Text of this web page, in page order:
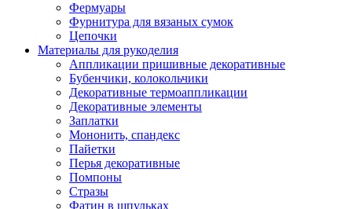
Фермуары
Фурнитура для вязаных сумок
Цепочки
Материалы для рукоделия
Аппликации пришивные декоративные
Бубенчики, колокольчики
Декоративные термоаппликации
Декоративные элементы
Заплатки
Мононить, спандекс
Пайетки
Перья декоративные
Помпоны
Стразы
Фатин в шпульках